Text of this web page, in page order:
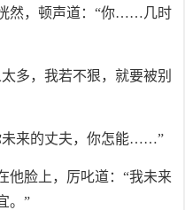
然，顿声道：“你……几时
多，我若不狠，就要被别
未来的丈夫，你怎能……”
他脸上，厉叱道：“我未来
。”